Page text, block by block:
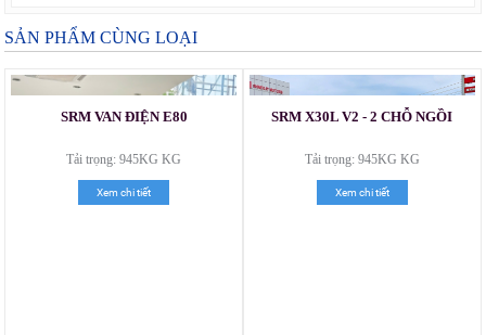
SẢN PHẨM CÙNG LOẠI
SRM VAN ĐIỆN E80
Tải trọng: 945KG KG
Xem chi tiết
SRM X30L V2 - 2 CHỖ NGỒI
Tải trọng: 945KG KG
Xem chi tiết